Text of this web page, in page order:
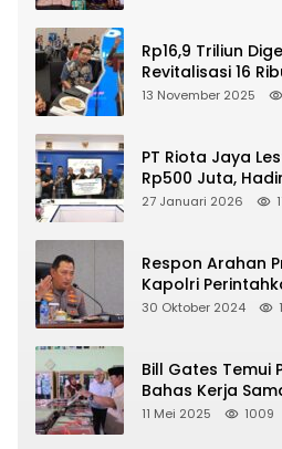
Rp16,9 Triliun
Revitalisasi 16
Indonesia
13 November 2025
PT Riota Jaya
Rp500 Juta,
Korban Bencana
27 Januari 2026
Respon Arahan
Kapolri
Tegas Pelaku
30 Oktober 2024
Bill Gates Temui
Bahas Kerja
Program Makan
11 Mei 2025 1009